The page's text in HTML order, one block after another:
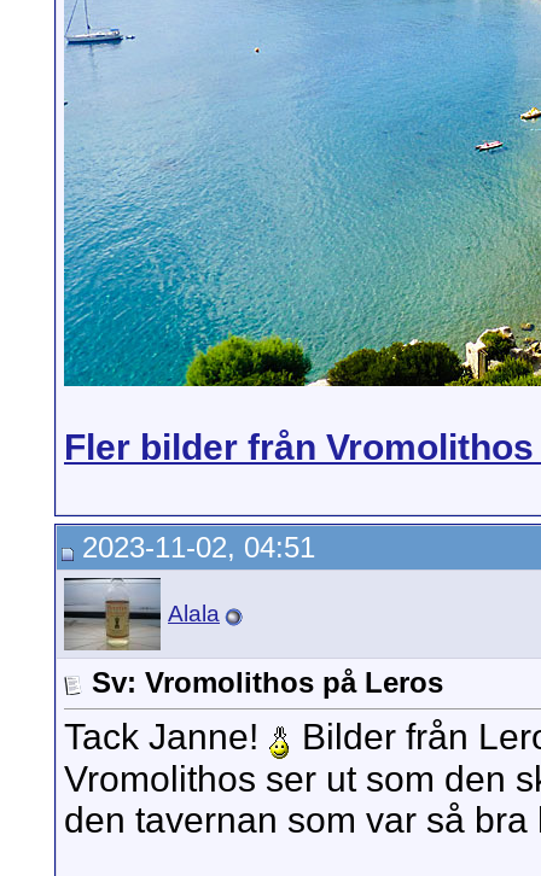
Fler bilder från
2023-11-02, 04:51
Alala
Sv: Vromolithos på Leros
Tack Janne!
Bilder från
Vromolithos ser ut som den
den tavernan som var så